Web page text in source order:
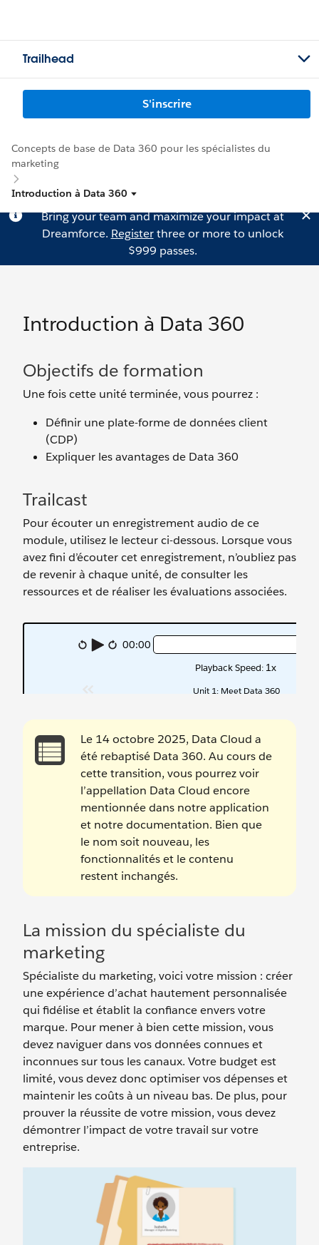
Trailhead
S'inscrire
Concepts de base de Data 360 pour les spécialistes du
marketing
Introduction à Data 360
Bring your team and maximize your impact at
Dreamforce. Registerthree or more to unlock
$999 passes.
Introduction à Data 360
Objectifs de formation
Une fois cette unité terminée, vous pourrez :
Définir une plate-forme de données client
(CDP)
Expliquer les avantages de Data 360
Trailcast
Pour écouter un enregistrement audio de ce
module, utilisez le lecteur ci-dessous. Lorsque vous
avez fini d’écouter cet enregistrement, n’oubliez pas
de revenir à chaque unité, de consulter les
ressources et de réaliser les évaluations associées.
Le 14 octobre 2025, Data Cloud a
été rebaptisé Data 360. Au cours de
cette transition, vous pourrez voir
l’appellation Data Cloud encore
mentionnée dans notre application
et notre documentation. Bien que
le nom soit nouveau, les
fonctionnalités et le contenu
restent inchangés.
La mission du spécialiste du
marketing
Spécialiste du marketing, voici votre mission : créer
une expérience d’achat hautement personnalisée
qui fidélise et établit la confiance envers votre
marque. Pour mener à bien cette mission, vous
devez naviguer dans vos données connues et
inconnues sur tous les canaux. Votre budget est
limité, vous devez donc optimiser vos dépenses et
maintenir les coûts à un niveau bas. De plus, pour
prouver la réussite de votre mission, vous devez
démontrer l’impact de votre travail sur votre
entreprise.